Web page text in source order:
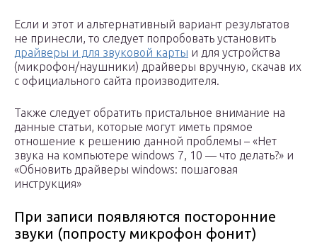
Если и этот и альтернативный вариант результатов
не принесли, то следует попробовать установить
драйверы и для звуковой карты и для устройства
(микрофон/наушники) драйверы вручную, скачав их
с официального сайта производителя.
Также следует обратить пристальное внимание на
данные статьи, которые могут иметь прямое
отношение к решению данной проблемы – «Нет
звука на компьютере windows 7, 10 — что делать?» и
«Обновить драйверы windows: пошаговая
инструкция»
При записи появляются посторонние
звуки (попросту микрофон фонит)